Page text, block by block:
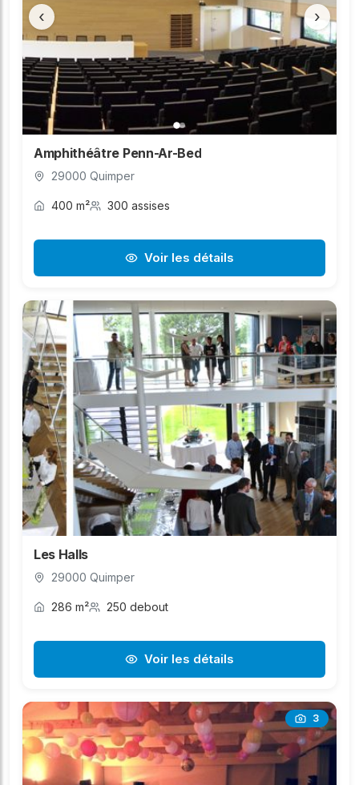
‹ ›
Amphithéâtre Penn-Ar-Bed
29000 Quimper
400 m² 300 assises
Voir les détails
Les Halls
29000 Quimper
286 m² 250 debout
Voir les détails
3